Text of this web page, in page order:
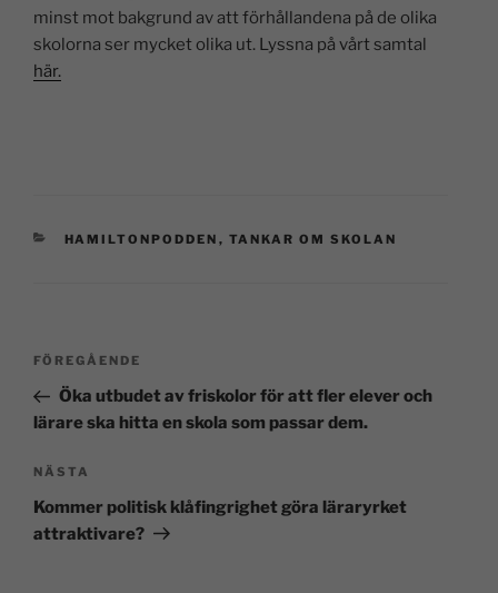
minst mot bakgrund av att förhållandena på de olika
skolorna ser mycket olika ut. Lyssna på vårt samtal
här.
HAMILTONPODDEN , TANKAR OM SKOLAN
FÖREGÅENDE
Öka utbudet av friskolor för att fler elever och
lärare ska hitta en skola som passar dem.
NÄSTA
Kommer politisk klåfingrighet göra läraryrket
attraktivare?